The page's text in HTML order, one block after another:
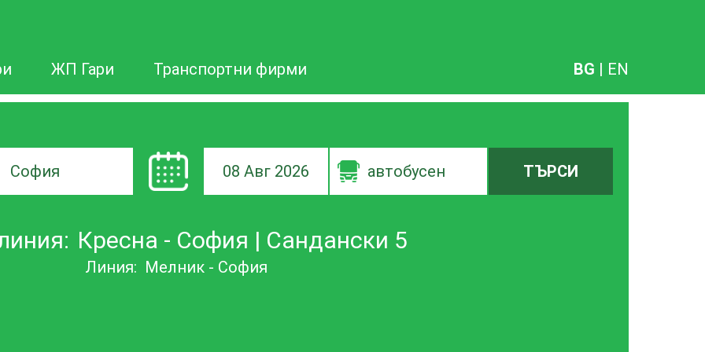
ЖП Гари Транспортни фирми BG | EN
08 Авг 2026 автобусен ТЪРСИ
Кресна - София | Сандански 5
Линия: Мелник - София